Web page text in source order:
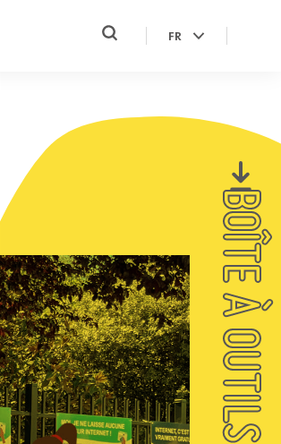
FR
BOÎTE À OUTILS